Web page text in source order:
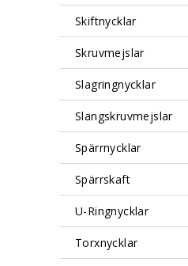
Skiftnycklar
Skruvmejslar
Slagringnycklar
Slangskruvmejslar
Spärrnycklar
Spärrskaft
U-Ringnycklar
Torxnycklar